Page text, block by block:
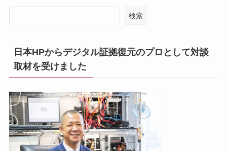
検索
日本HPからデジタル証拠復元のプロとして対談
取材を受けました